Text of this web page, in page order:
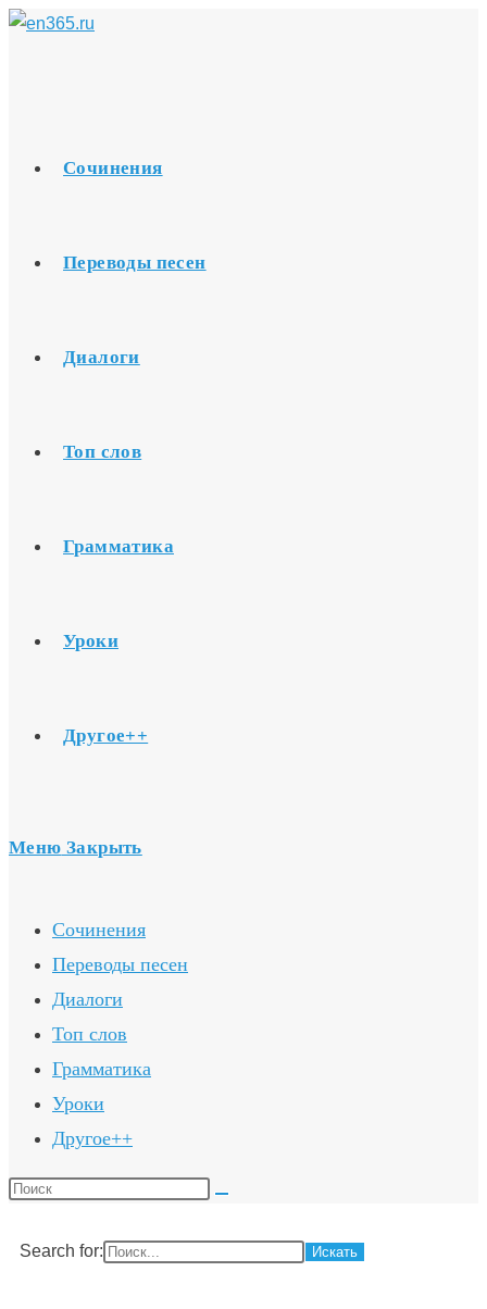
Перейти
Сочинения
Переводы песен
Диалоги
Топ слов
Грамматика
Уроки
Другое++
Меню Закрыть
Сочинения
Переводы песен
Диалоги
Топ слов
Грамматика
Уроки
Другое++
Поиск
сайте
Search for: